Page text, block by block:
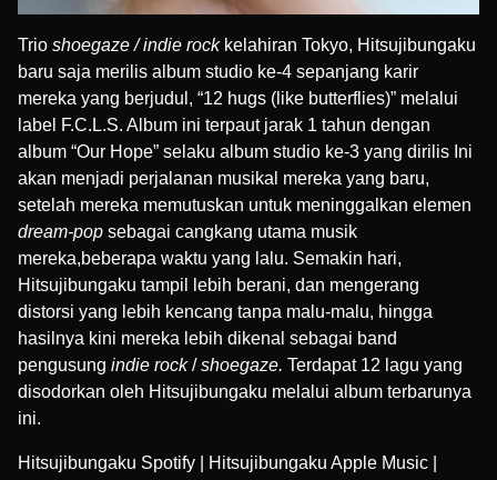
Trio shoegaze / indie rock kelahiran Tokyo, Hitsujibungaku
baru saja merilis album studio ke-4 sepanjang karir
mereka yang berjudul, “12 hugs (like butterflies)” melalui
label F.C.L.S. Album ini terpaut jarak 1 tahun dengan
album “Our Hope” selaku album studio ke-3 yang dirilis Ini
akan menjadi perjalanan musikal mereka yang baru,
setelah mereka memutuskan untuk meninggalkan elemen
dream-pop sebagai cangkang utama musik
mereka,beberapa waktu yang lalu. Semakin hari,
Hitsujibungaku tampil lebih berani, dan mengerang
distorsi yang lebih kencang tanpa malu-malu, hingga
hasilnya kini mereka lebih dikenal sebagai band
pengusung indie rock/shoegaze. Terdapat 12 lagu yang
disodorkan oleh Hitsujibungaku melalui album terbarunya
ini.
Hitsujibungaku Spotify Hitsujibungaku Apple Music